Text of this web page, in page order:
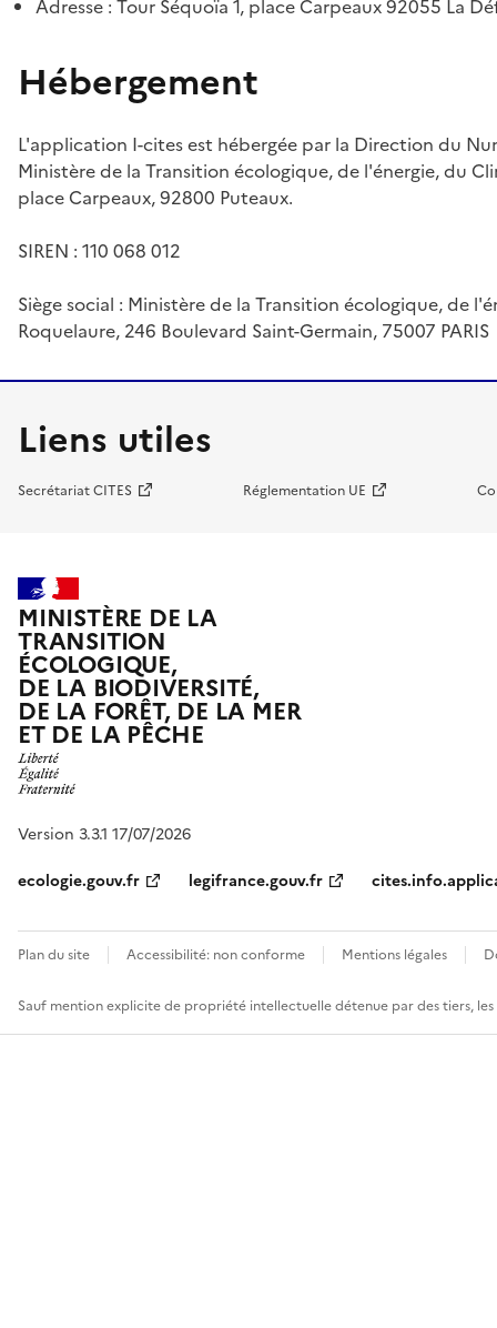
Adresse : Tour Séquoïa 1, place Carpeaux 92055 La
Hébergement
L'application I-cites est hébergée par la Direction du
Ministère de la Transition écologique, de l'énergie, du
place Carpeaux, 92800 Puteaux.
SIREN : 110 068 012
Siège social : Ministère de la Transition écologique, de
Roquelaure, 246 Boulevard Saint-Germain, 75007 PARIS
Liens utiles
Secrétariat CITES Réglementation UE
MINISTÈRE DE LA
TRANSITION
ÉCOLOGIQUE,
DE LA BIODIVERSITÉ,
DE LA FORÊT, DE LA MER
ET DE LA PÊCHE
Version 3.3.1 17/07/2026
ecologie.gouv.fr
legifrance.gouv.fr
Plan du site Accessibilité: non conforme Mentions légales
Sauf mention explicite de propriété intellectuelle détenue par des tiers,